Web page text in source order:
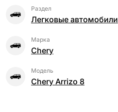
Раздел
Легковые автомобили
Марка
Chery
Модель
Chery Arrizo 8